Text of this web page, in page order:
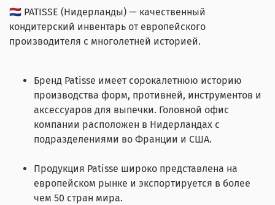
🇳🇱 PATISSE (Нидерланды) — качественный
кондитерский инвентарь от европейского
производителя с многолетней историей.
Бренд Patisse имеет сорокалетнюю историю
производства форм, противней, инструментов и
аксессуаров для выпечки. Головной офис
компании расположен в Нидерландах с
подразделениями во Франции и США.
Продукция Patisse широко представлена на
европейском рынке и экспортируется в более
чем 50 стран мира.